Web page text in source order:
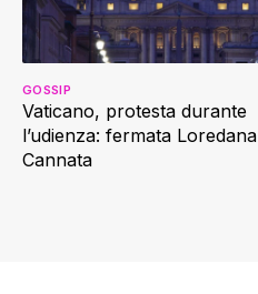
Vaticano, protesta durante
l’udienza: fermata Loredana
Cannata
GOSSIP